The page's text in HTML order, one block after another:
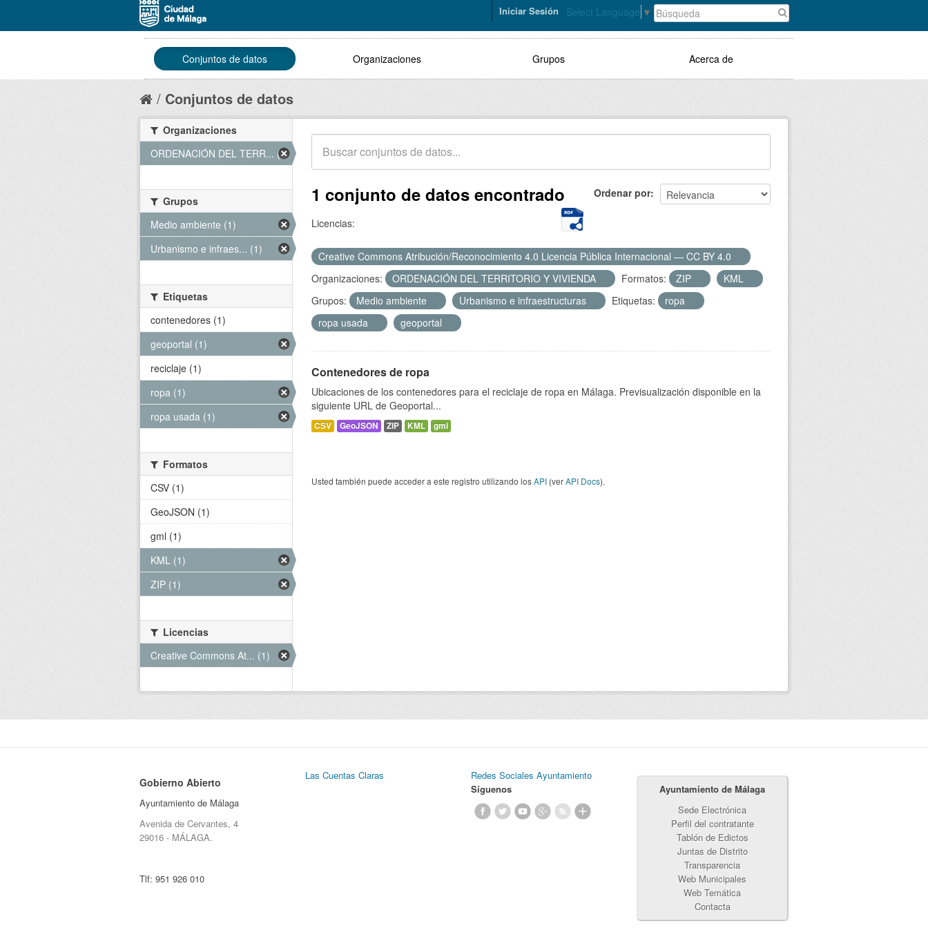
Select Language ▼
Iniciar Sesión
Conjuntos de datos Organizaciones Grupos Acerca de
Conjuntos de datos
Ordenar por
1 conjunto de datos encontrado
Licencias:
Creative Commons Atribución/Reconocimiento 4.0 Licencia Pública Internacional — CC BY 4.0
Organizaciones:
ORDENACIÓN DEL TERRITORIO Y VIVIENDA Formatos: ZIP
KML
Grupos:
Medio ambiente Urbanismo e infraestructuras Etiquetas:
ropa
ropa usada
geoportal
Contenedores de ropa
Ubicaciones de los contenedores para el reciclaje de ropa en Málaga. Previsualización disponible en la
siguiente URL de Geoportal...
CSV GeoJSON ZIP KML gml
Usted también puede acceder a este registro utilizando losAPI (verAPI Docs).
Organizaciones
ORDENACIÓN DEL TERR... (1)
Grupos
Medio ambiente (1)
Urbanismo e infraes... (1)
Etiquetas
contenedores (1)
geoportal (1)
reciclaje (1)
ropa (1)
ropa usada (1)
Formatos
CSV (1)
GeoJSON (1)
gml (1)
KML (1)
ZIP (1)
Licencias
Creative Commons At... (1)
Gobierno Abierto
Ayuntamiento de Málaga
Avenida de Cervantes, 4
29016 - MÁLAGA.
Tlf: 951 926 010
Las Cuentas Claras
Redes Sociales Ayuntamiento
Síguenos
Ayuntamiento de Málaga
Sede Electrónica
Perfil del contratante
Tablón de Edictos
Juntas de Distrito
Transparencia
Web Municipales
Web Temática
Contacta